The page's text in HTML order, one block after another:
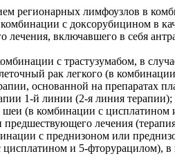
регионарных лимфоузлов в
с доксорубицином в
включавшего в себя
с трастузумабом, в
рак легкого (в
основанной на препаратах
1-й линии (2-я линия терапии);
(в комбинации с цисплатином
лечения
с преднизоном или
и 5-фторурацилом), в